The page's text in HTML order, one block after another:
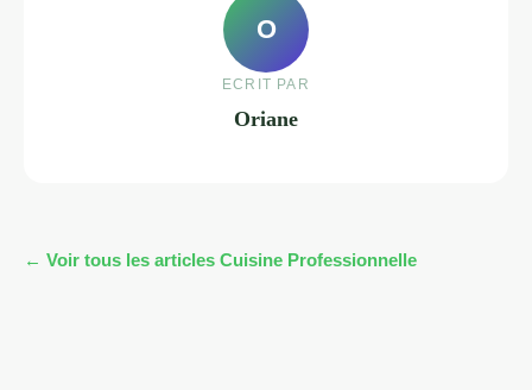
O
ECRIT PAR
Oriane
← Voir tous les articles Cuisine Professionnelle